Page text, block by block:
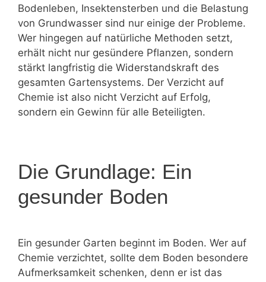
Bodenleben, Insektensterben und die Belastung
von Grundwasser sind nur einige der Probleme.
Wer hingegen auf natürliche Methoden setzt,
erhält nicht nur gesündere Pflanzen, sondern
stärkt langfristig die Widerstandskraft des
gesamten Gartensystems. Der Verzicht auf
Chemie ist also nicht Verzicht auf Erfolg,
sondern ein Gewinn für alle Beteiligten.
Die Grundlage: Ein
gesunder Boden
Ein gesunder Garten beginnt im Boden. Wer auf
Chemie verzichtet, sollte dem Boden besondere
Aufmerksamkeit schenken, denn er ist das